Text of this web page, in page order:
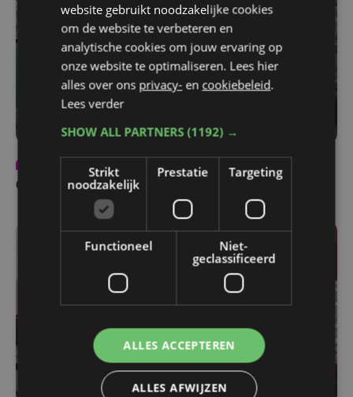
Partnercontent
vr 27 maart | 09:53
Canada beleef je met Penta's Reizen
website gebruikt noodzakelijke cookies
om de website te verbeteren en
analytische cookies om jouw ervaring op
onze website te optimaliseren. Lees hier
alles over ons privacy- en cookiebeleid.
Lees verder
SHOW ALL PARTNERS(1192) →
Strikt
noodzakelijk
Prestatie Targeting
Functioneel
Niet-
geclassificeerd
ALLES ACCEPTEREN
ALLES AFWIJZEN